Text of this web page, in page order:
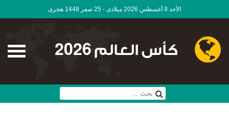
الأحد 9 أغسطس 2026 ميلادى - 25 صفر 1448 هجرى
كأس العالم 2026